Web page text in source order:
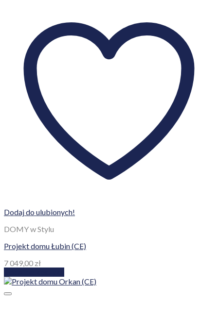
Dodaj do ulubionych!
DOMY w Stylu
Projekt domu Łubin (CE)
7 049,00 zł